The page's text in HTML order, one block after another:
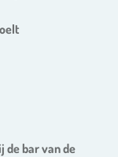
de bar van de